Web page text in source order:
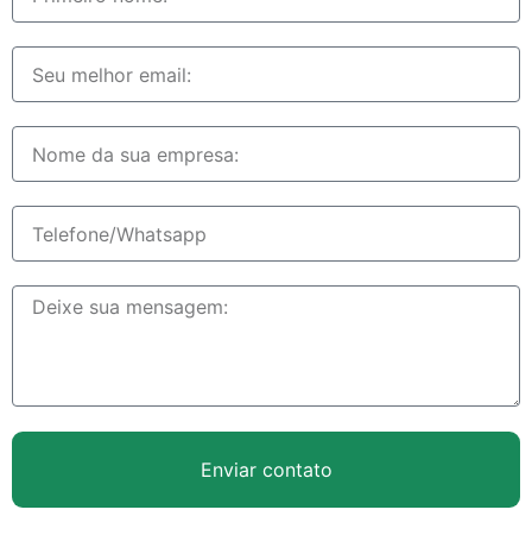
Enviar contato